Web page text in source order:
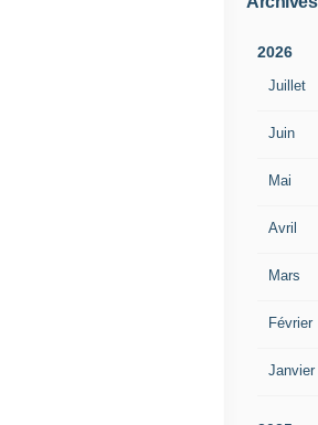
2026
Juillet
Juin
Mai
Avril
Mars
Février
Janvier